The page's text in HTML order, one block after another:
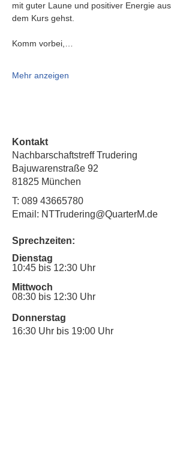
mit guter Laune und positiver Energie aus
dem Kurs gehst.
Komm vorbei,…
Mehr anzeigen
Kontakt
Nachbarschaftstreff Trudering
Bajuwarenstraße 92
81825 München
T: 089 43665780
Email: NTTrudering@QuarterM.de
Sprechzeiten:
Dienstag
10:45 bis 12:30 Uhr
Mittwoch
08:30 bis 12:30 Uhr
Donnerstag
16:30 Uhr bis 19:00 Uhr